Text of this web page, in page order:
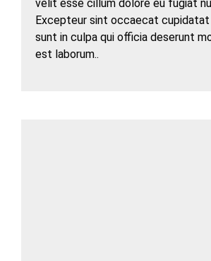
velit esse cillum dolore eu fugiat
Excepteur sint occaecat cupidatat
sunt in culpa qui officia deserunt
est laborum..